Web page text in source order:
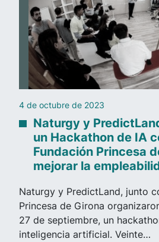
4 de octubre de 2023
Naturgy y
un Hackathon de IA
Fundación Princesa
mejorar la
Naturgy y PredictLand, junto
Princesa de Girona
27 de septiembre, un
inteligencia artificial. Veinte…